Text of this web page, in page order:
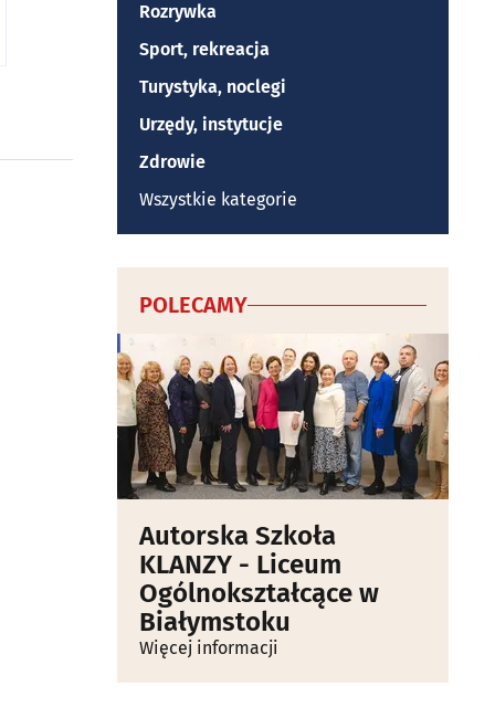
Rozrywka
Sport, rekreacja
Turystyka, noclegi
Urzędy, instytucje
Zdrowie
Wszystkie kategorie
POLECAMY
Autorska Szkoła
KLANZY - Liceum
Ogólnokształcące w
Białymstoku
Więcej informacji